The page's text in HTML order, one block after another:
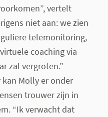
vertelt
niet aan: we zien
telemonitoring,
coaching via
zal vergroten.”
Molly er onder
trouwer zijn in
“Ik verwacht dat